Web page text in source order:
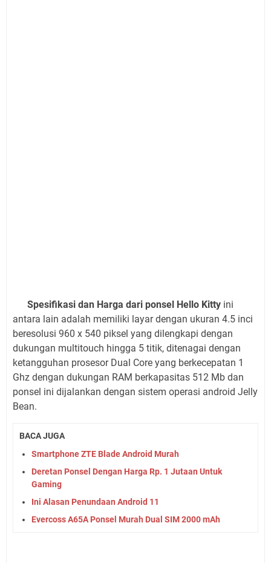
Spesifikasi dan Harga dari ponsel Hello Kitty ini
antara lain adalah memiliki layar dengan ukuran 4.5 inci
beresolusi 960 x 540 piksel yang dilengkapi dengan
dukungan multitouch hingga 5 titik, ditenagai dengan
ketangguhan prosesor Dual Core yang berkecepatan 1
Ghz dengan dukungan RAM berkapasitas 512 Mb dan
ponsel ini dijalankan dengan sistem operasi android Jelly
Bean.
BACA JUGA
Smartphone ZTE Blade Android Murah
Deretan Ponsel Dengan Harga Rp. 1 Jutaan Untuk
Gaming
Ini Alasan Penundaan Android 11
Evercoss A65A Ponsel Murah Dual SIM 2000 mAh